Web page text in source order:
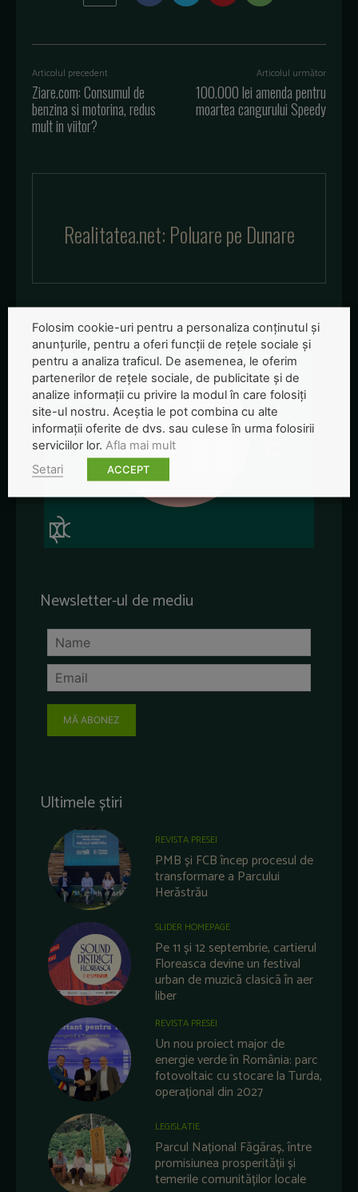
Articolul precedent
Ziare.com: Consumul de
benzina si motorina, redus
mult in viitor?
Articolul următor
100.000 lei amenda pentru
moartea cangurului Speedy
Realitatea.net: Poluare pe Dunare
Newsletter-ul de mediu
MĂ ABONEZ
Ultimele știri
REVISTA PRESEI
PMB și FCB încep procesul de
transformare a Parcului
Herăstrău
SLIDER HOMEPAGE
Pe 11 și 12 septembrie, cartierul
Floreasca devine un festival
urban de muzică clasică în aer
liber
REVISTA PRESEI
Un nou proiect major de
energie verde în România: parc
fotovoltaic cu stocare la Turda,
operațional din 2027
LEGISLATIE
Parcul Național Făgăraș, între
promisiunea prosperității și
temerile comunităților locale
Folosim cookie-uri pentru a personaliza conținutul și
anunțurile, pentru a oferi funcții de rețele sociale și
pentru a analiza traficul. De asemenea, le oferim
partenerilor de rețele sociale, de publicitate și de
analize informații cu privire la modul în care folosiți
site-ul nostru. Aceștia le pot combina cu alte
informații oferite de dvs. sau culese în urma folosirii
serviciilor lor. Afla mai mult
Setari
ACCEPT